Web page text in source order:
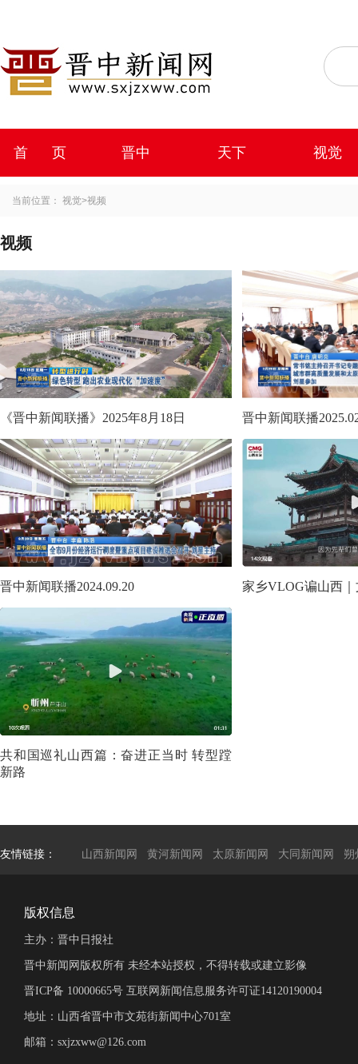
首 页 晋中 天下 视觉
当前位置： 视觉>视频
视频
《晋中新闻联播》2025年8月18日 晋中新闻联播
晋中新闻联播2024.09.20 家乡VLOG谝山西
共和国巡礼山西篇：奋进正当时 转型蹚
新路
友情链接： 山西新闻网 黄河新闻网 太原新闻网 大同新闻网 朔
版权信息
主办：晋中日报社
晋中新闻网版权所有 未经本站授权，不得转载或建立影像
晋ICP备 10000665号 互联网新闻信息服务许可证14120190004
地址：山西省晋中市文苑街新闻中心701室
邮箱：sxjzxww@126.com